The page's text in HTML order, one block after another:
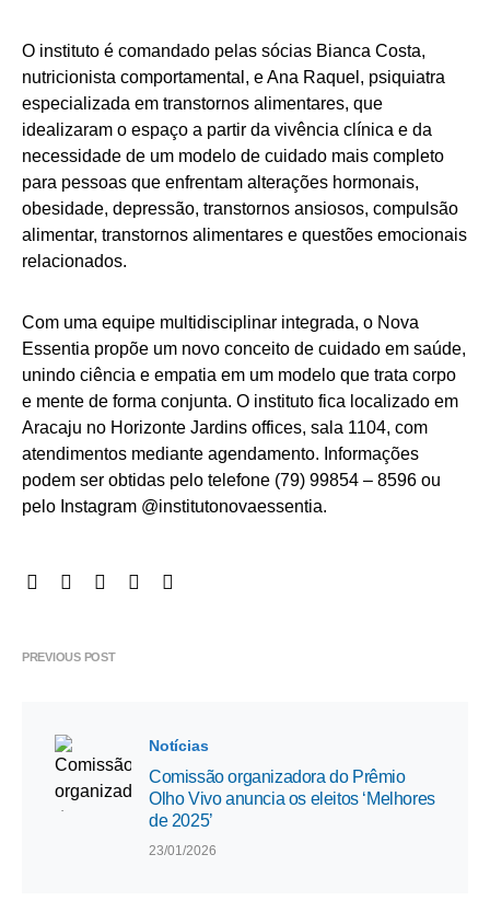
O instituto é comandado pelas sócias Bianca Costa,
nutricionista comportamental, e Ana Raquel, psiquiatra
especializada em transtornos alimentares, que
idealizaram o espaço a partir da vivência clínica e da
necessidade de um modelo de cuidado mais completo
para pessoas que enfrentam alterações hormonais,
obesidade, depressão, transtornos ansiosos, compulsão
alimentar, transtornos alimentares e questões emocionais
relacionados.
Com uma equipe multidisciplinar integrada, o Nova
Essentia propõe um novo conceito de cuidado em saúde,
unindo ciência e empatia em um modelo que trata corpo
e mente de forma conjunta. O instituto fica localizado em
Aracaju no Horizonte Jardins offices, sala 1104, com
atendimentos mediante agendamento. Informações
podem ser obtidas pelo telefone (79) 99854 – 8596 ou
pelo Instagram @institutonovaessentia.
PREVIOUS POST
Notícias
Comissão organizadora do Prêmio
Olho Vivo anuncia os eleitos ‘Melhores
de 2025’
23/01/2026